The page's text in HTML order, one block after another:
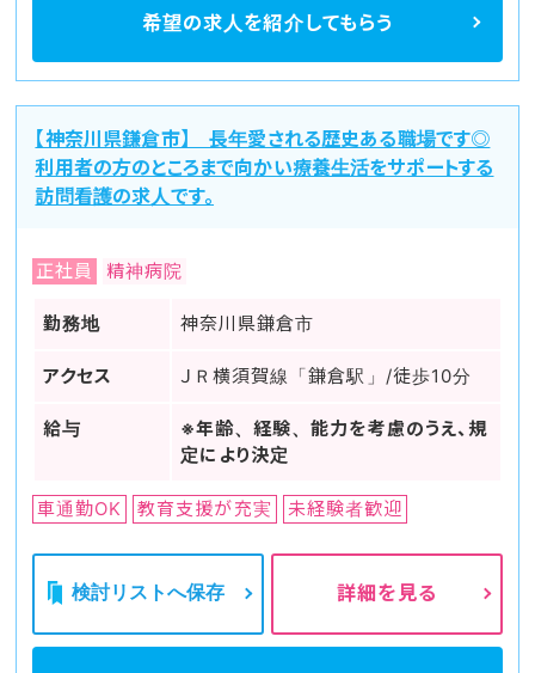
らではの利点かもしれません。
希望の求人を紹介してもらう
【神奈川県鎌倉市】 長年愛される歴史ある職場です◎
利用者の方のところまで向かい療養生活をサポートする
訪問看護の求人です。
正社員 精神病院
勤務地 神奈川県鎌倉市
アクセス ＪＲ横須賀線「鎌倉駅」/徒歩10分
給与
※年齢、経験、能力を考慮のうえ、規
定により決定
車通勤OK 教育支援が充実 未経験者歓迎
検討リストへ保存 詳細を見る